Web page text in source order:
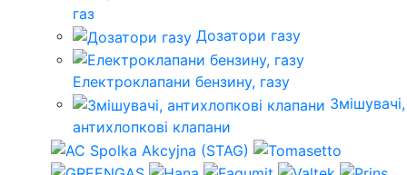
газ
Дозатори газу
Електроклапани бензину, газу
Змішувачі,
антихлопкові клапани